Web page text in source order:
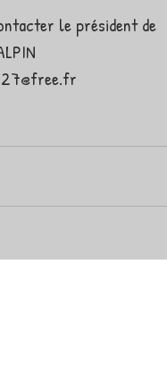
le président de